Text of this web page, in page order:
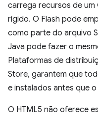
carrega recursos de um
rígido. O Flash pode
como parte do arquivo
Java pode fazer o
Plataformas de
Store, garantem que
e instalados antes que
O HTML5 não oferece